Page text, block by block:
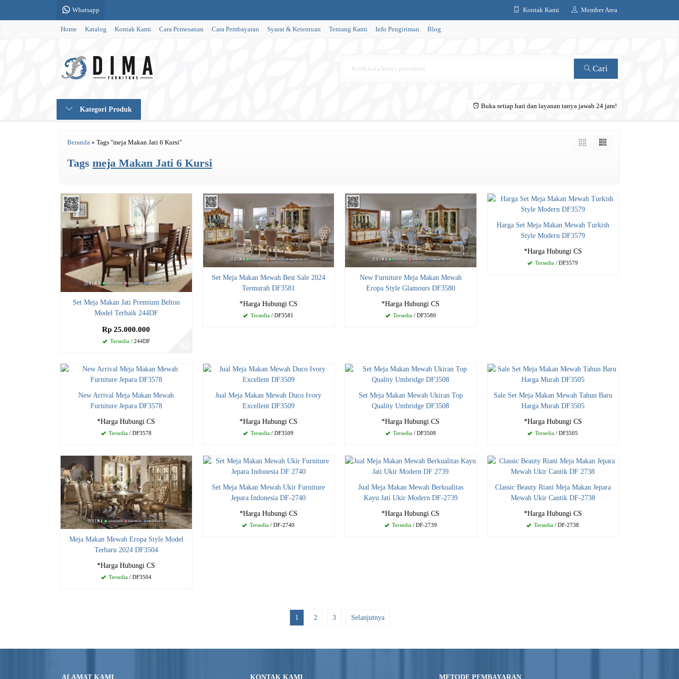
Whatsapp Kontak Kami Member Area
Home Katalog Kontak Kami Cara Pemesanan Cara Pembayaran Syarat & Ketentuan Tentang Kami Info Pengiriman Blog
Cari
Kategori Produk Buka setiap hari dan layanan tanya jawab 24 jam!
Beranda » Tags "meja Makan Jati 6 Kursi"
Tags meja Makan Jati 6 Kursi
Set Meja Makan Jati Premium Belton
Model Terbaik 244DF
Rp 25.000.000
Tersedia/ 244DF
Set Meja Makan Mewah Best Sale 2024
Termurah DF3581
*Harga Hubungi CS
Tersedia / DF3581
New Furniture Meja Makan Mewah
Eropa Style Glamours DF3580
*Harga Hubungi CS
Tersedia/ DF3580
Harga Set Meja Makan Mewah Turkish
Style Modern DF3579
*Harga Hubungi CS
Tersedia / DF3579
New Arrival Meja Makan Mewah
Furniture Jepara DF3578
*Harga Hubungi CS
Tersedia/ DF3578
Jual Meja Makan Mewah Duco Ivory
Excellent DF3509
*Harga Hubungi CS
Tersedia / DF3509
Set Meja Makan Mewah Ukiran Top
Quality Umbridge DF3508
*Harga Hubungi CS
Tersedia/ DF3508
Sale Set Meja Makan Mewah Tahun Baru
Harga Murah DF3505
*Harga Hubungi CS
Tersedia / DF3505
Meja Makan Mewah Eropa Style Model
Terbaru 2024 DF3504
*Harga Hubungi CS
Tersedia/ DF3504
Set Meja Makan Mewah Ukir Furniture
Jepara Indonesia DF-2740
*Harga Hubungi CS
Tersedia / DF-2740
Jual Meja Makan Mewah Berkualitas
Kayu Jati Ukir Modern DF-2739
*Harga Hubungi CS
Tersedia/ DF-2739
Classic Beauty Riani Meja Makan Jepara
Mewah Ukir Cantik DF-2738
*Harga Hubungi CS
Tersedia / DF-2738
1 2 3 Selanjutnya
ALAMAT KAMI KONTAK KAMI METODE PEMBAYARAN